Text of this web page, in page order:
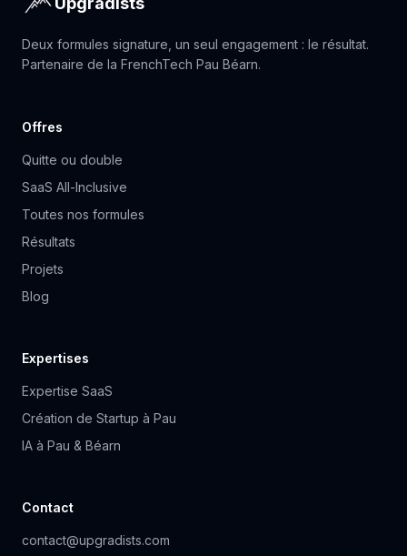
Deux formules signature, un seul engagement : le résultat.
Partenaire de la FrenchTech Pau Béarn.
Offres
Quitte ou double
SaaS All-Inclusive
Toutes nos formules
Résultats
Projets
Blog
Expertises
Expertise SaaS
Création de Startup à Pau
IA à Pau & Béarn
Contact
contact@upgradists.com